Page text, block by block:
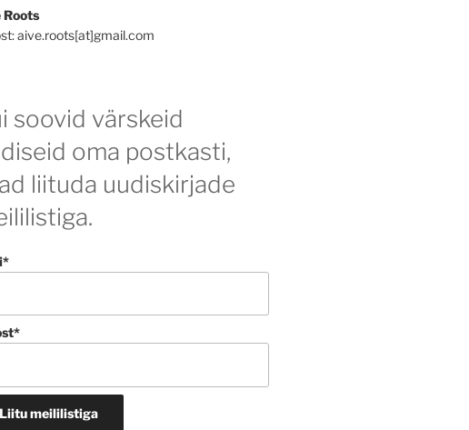
Roots
aive.roots[at]gmail.com
soovid värskeid
oma postkasti,
liituda uudiskirjade